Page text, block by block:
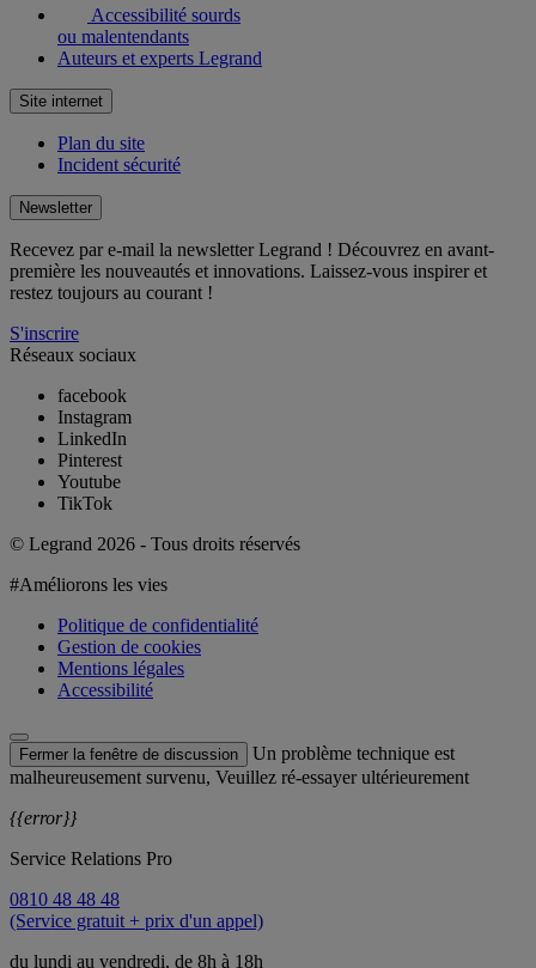
Accessibilité sourds
ou malentendants
Auteurs et experts Legrand
Site internet
Plan du site
Incident sécurité
Newsletter
Recevez par e-mail la newsletter Legrand ! Découvrez en avant-
première les nouveautés et innovations. Laissez-vous inspirer et
restez toujours au courant !
S'inscrire
Réseaux sociaux
facebook
Instagram
LinkedIn
Pinterest
Youtube
TikTok
© Legrand 2026 - Tous droits réservés
#Améliorons les vies
Politique de confidentialité
Gestion de cookies
Mentions légales
Accessibilité
Fermer la fenêtre de discussion
Un problème technique est
malheureusement survenu, Veuillez ré-essayer ultérieurement
{{error}}
Service Relations Pro
0810 48 48 48
(Service gratuit + prix d'un appel)
du lundi au vendredi, de 8h à 18h